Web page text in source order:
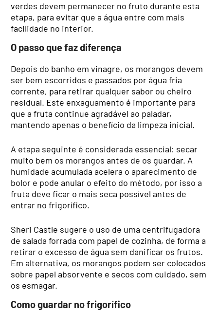
verdes devem permanecer no fruto durante esta
etapa, para evitar que a água entre com mais
facilidade no interior.
O passo que faz diferença
Depois do banho em vinagre, os morangos devem
ser bem escorridos e passados por água fria
corrente, para retirar qualquer sabor ou cheiro
residual. Este enxaguamento é importante para
que a fruta continue agradável ao paladar,
mantendo apenas o benefício da limpeza inicial.
A etapa seguinte é considerada essencial: secar
muito bem os morangos antes de os guardar. A
humidade acumulada acelera o aparecimento de
bolor e pode anular o efeito do método, por isso a
fruta deve ficar o mais seca possível antes de
entrar no frigorífico.
Sheri Castle sugere o uso de uma centrifugadora
de salada forrada com papel de cozinha, de forma a
retirar o excesso de água sem danificar os frutos.
Em alternativa, os morangos podem ser colocados
sobre papel absorvente e secos com cuidado, sem
os esmagar.
Como guardar no frigorífico